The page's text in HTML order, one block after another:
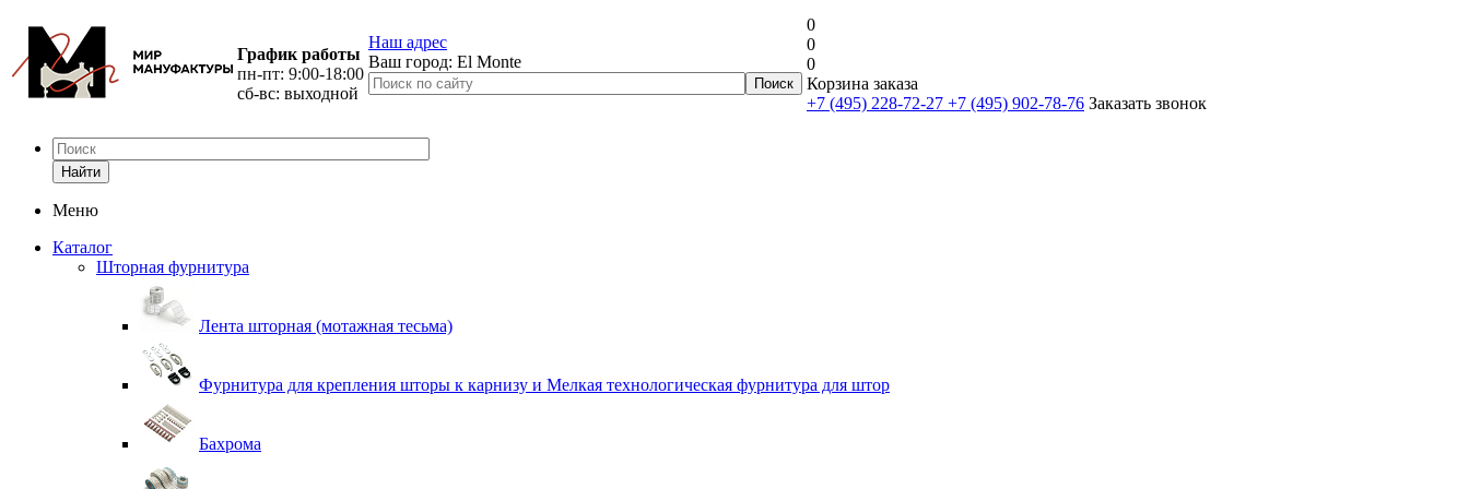
График работы
пн-пт: 9:00-18:00
сб-вс: выходной
Наш адрес
Ваш город: El Monte
0
0
0
Корзина заказа
+7 (495) 228-72-27 +7 (495) 902-78-76 Заказать звонок
Найти
Меню
Каталог
Шторная фурнитура
Лента шторная (мотажная тесьма)
Фурнитура для крепления шторы к карнизу и Мелкая технологическая фурнитура для штор
Бахрома